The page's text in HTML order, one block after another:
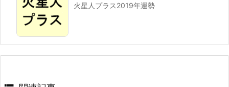
火星人プラス2019年運勢